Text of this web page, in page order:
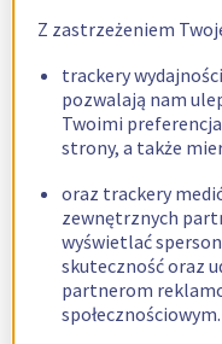
Z zastrzeżeniem
trackery
pozwalają nam
Twoimi
strony, a także
oraz trackery
zewnętrznych
wyświetlać
skuteczność oraz
partnerom
społecznościowym.